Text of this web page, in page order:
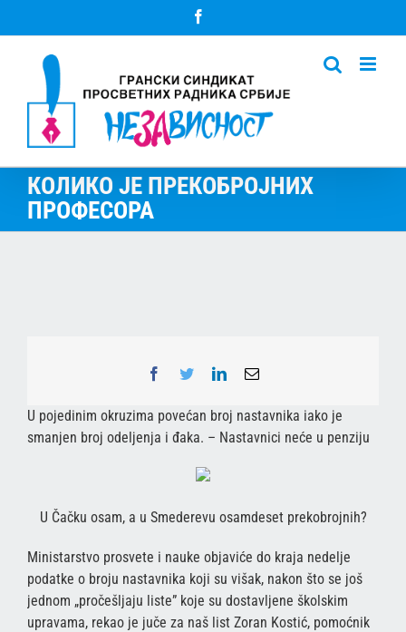
to
КОЛИКО ЈЕ ПРЕКОБРОЈНИХ
ПРОФЕСОРА
Facebook
TwitterLinkedInEmail
U pojedinim okruzima povećan broj nastavnika iako je
smanjen broj odeljenja i đaka. – Nastavnici neće u penziju
U Čačku osam, a u Smederevu osamdeset prekobrojnih?
Ministarstvo prosvete i nauke objaviće do kraja nedelje
podatke o broju nastavnika koji su višak, nakon što se još
jednom „pročešljaju liste” koje su dostavljene školskim
upravama, rekao je juče za naš list Zoran Kostić, pomoćnik